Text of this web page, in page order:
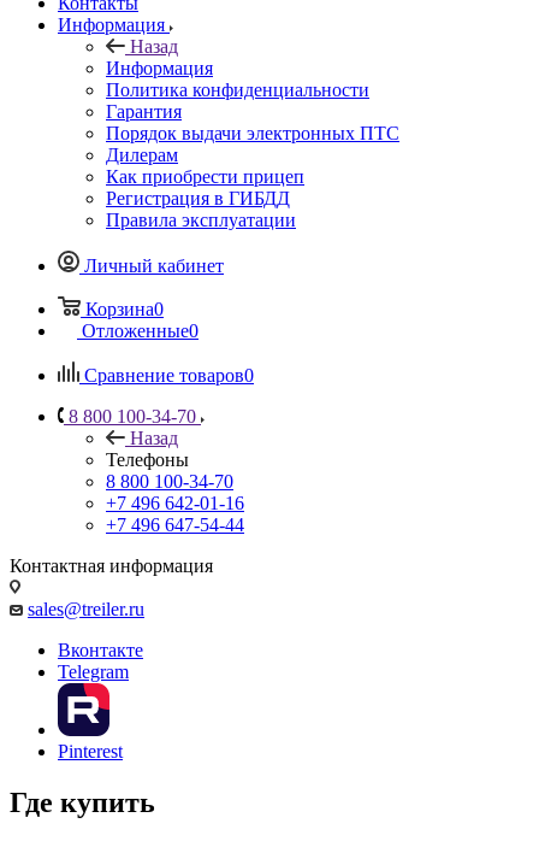
Информация
Назад
Информация
Политика конфиденциальности
Гарантия
Порядок выдачи электронных ПТС
Дилерам
Как приобрести прицеп
Регистрация в ГИБДД
Правила эксплуатации
Личный кабинет
Корзина0
Отложенные0
Сравнение товаров0
8 800 100-34-70
Назад
Телефоны
8 800 100-34-70
+7 496 642-01-16
+7 496 647-54-44
Контактная информация
sales@treiler.ru
Вконтакте
Telegram
Pinterest
Где купить